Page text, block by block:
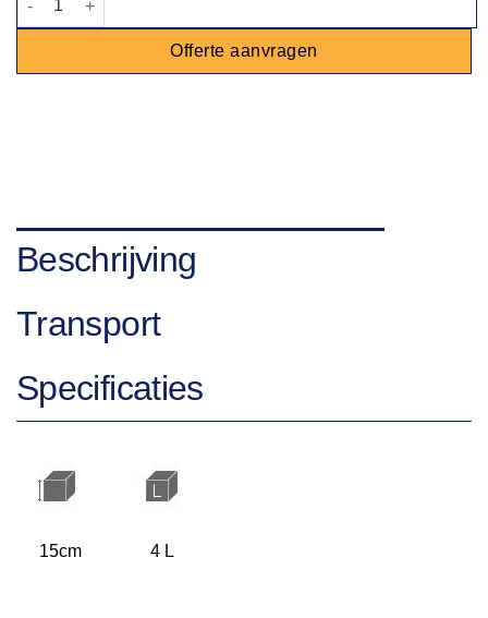
Offerte aanvragen
Beschrijving
Transport
Specificaties
15cm 4 L